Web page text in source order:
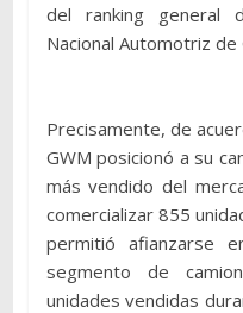
del ranking general
Nacional Automotriz de
Precisamente, de
GWM posicionó a su
más vendido del
comercializar 855
permitió afianzarse
segmento de
unidades vendidas